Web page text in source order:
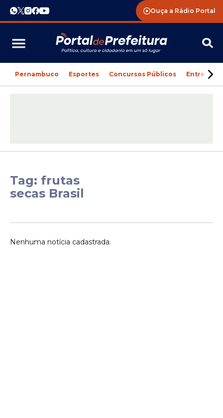
Ouça a Rádio Portal
Pernambuco Esportes Concursos Públicos
Tag: frutas
secas Brasil
Nenhuma notícia cadastrada.